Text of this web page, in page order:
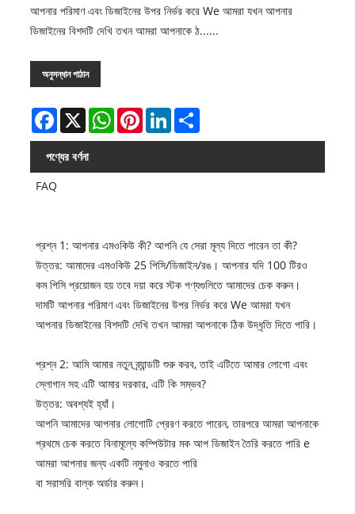
আপনার পরিমাণ এবং ডিজাইনের উপর নির্ভর করে We আমরা যখন আপনার
ডিজাইনের বিশদটি দেখি তখন আমরা আপনাকে ঠ......
অনুসন্ধান পাঠান
Facebook
X WhatsAppPinterestLinkedInShare
পণ্যের বর্ণনা
FAQ
প্রশ্ন 1: আপনার এমওকিউ কী? আপনি যে সেরা মূল্য দিতে পারেন তা কী?
উত্তর: আমাদের এমওকিউ 25 পিসি/ডিজাইন/রঙ। আপনার যদি 100 টিরও
কম পিসি প্রয়োজন হয় তবে দয়া করে স্টক পণ্যগুলিতে আমাদের চেক করুন।
দামটি আপনার পরিমাণ এবং ডিজাইনের উপর নির্ভর করে We আমরা যখন
আপনার ডিজাইনের বিশদটি দেখি তখন আমরা আপনাকে ঠিক উদ্ধৃতি দিতে পারি।
প্রশ্ন 2: আমি আমার নতুন ব্র্যান্ডটি শুরু করব, তাই এটিতে আমার লোগো এবং
স্লোগান সহ এটি আমার দরকার, এটি কি সম্ভব?
উত্তর: অবশ্যই হ্যাঁ।
আপনি আমাদের আপনার লোগোটি প্রেরণ করতে পারেন, তারপরে আমরা আপনাকে
প্রথমে চেক করতে বিনামূল্যে কম্পিউটার মক আপ ডিজাইন তৈরি করতে পারি e
আমরা আপনার জন্য একটি নমুনাও করতে পারি
বা সরাসরি বাল্ক অর্ডার করুন।